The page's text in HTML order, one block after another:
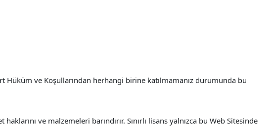
Hüküm ve Koşullarından herhangi birine katılmamanız durumunda bu
ve malzemeleri barındırır. Sınırlı lisans yalnızca bu Web Sitesinde